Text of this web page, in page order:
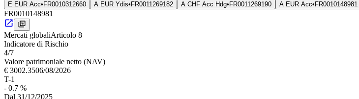
E EUR Acc• FR0010312660 A EUR Ydis• FR0011269182 A CHF Acc Hdg• FR0011269190 A EUR Acc• FR0010148981
FR0010148981
Mercati globaliArticolo 8
Indica­tore di Rischio
4/7
Valore patrimoniale netto (NAV)
€ 3002.3506/08/2026
T-1
- 0.7 %
Dal 31/12/2025